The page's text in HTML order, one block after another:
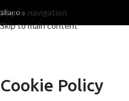
Skip to navigation
Skip to main content
Cookie Policy